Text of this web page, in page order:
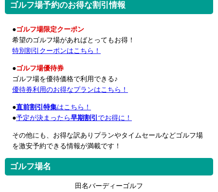
ゴルフ場予約のお得な割引情報
●ゴルフ場限定クーポン
希望のゴルフ場があればとってもお得！
特別割引クーポンはこちら！
●ゴルフ場優待券
ゴルフ場を優待価格で利用できる♪
優待券利用のお得なプランはこちら！
●直前割引特集はこちら！
●予定が決まったら早期割引 でお得に！
その他にも、お得な訳ありプランやタイムセールなどゴルフ場
を激安予約できる情報が満載です！
ゴルフ場名
田名バーディーゴルフ